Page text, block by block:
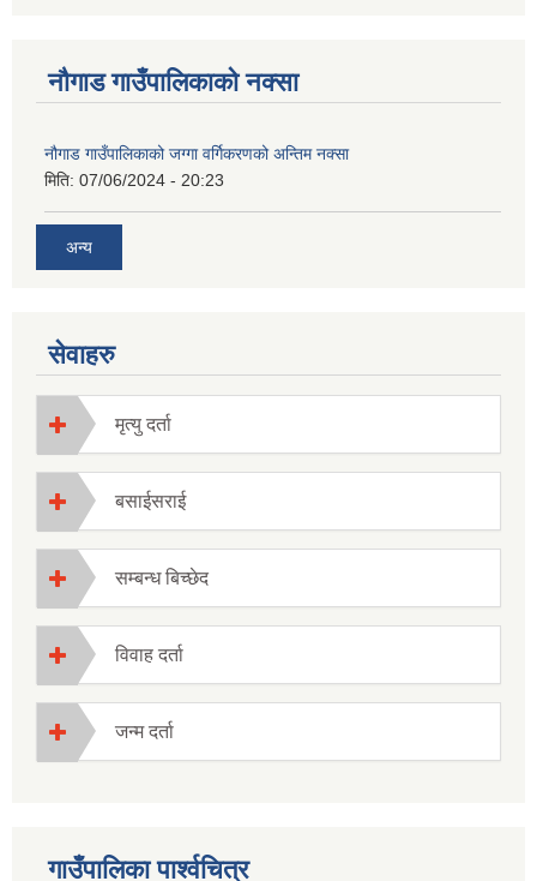
नौगाड गाउँपालिकाको नक्सा
नौगाड गाउँपालिकाको जग्गा वर्गिकरणको अन्तिम नक्सा
मिति: 07/06/2024 - 20:23
अन्य
सेवाहरु
मृत्यु दर्ता
बसाईसराई
सम्बन्ध बिच्छेद
विवाह दर्ता
जन्म दर्ता
गाउँपालिका पार्श्वचित्र